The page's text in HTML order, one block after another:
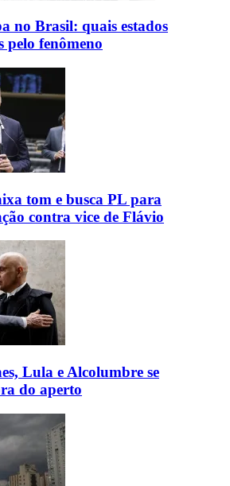
no Brasil: quais estados
pelo fenômeno
tom e busca PL para
contra vice de Flávio
Lula e Alcolumbre se
do aperto